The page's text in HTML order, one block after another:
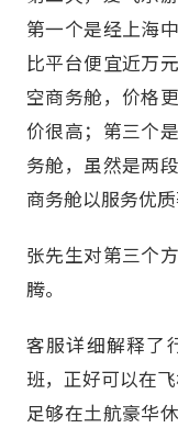
第一个是经上海
比平台便宜近万
空商务舱，价格
价很高；第三个
务舱，虽然是两
商务舱以服务优质
张先生对第三个
腾。
客服详细解释了
班，正好可以在
足够在土航豪华